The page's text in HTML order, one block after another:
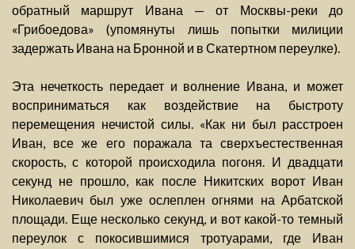
обратный маршрут Ивана — от Москвы-реки до
«Грибоедова» (упомянуты лишь попытки милиции
задержать Ивана на Бронной и в Скатертном переулке).
Эта нечеткость передает и волнение Ивана, и может
восприниматься как воздействие на быстроту
перемещения нечистой силы. «Как ни был расстроен
Иван, все же его поражала та сверхъестественная
скорость, с которой происходила погоня. И двадцати
секунд не прошло, как после Никитских ворот Иван
Николаевич был уже ослеплен огнями на Арбатской
площади. Еще несколько секунд, и вот какой-то темный
переулок с покосившимися тротуарами, где Иван